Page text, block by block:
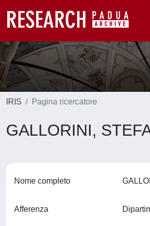
IRIS Pagina ricercatore
GALLORINI,
Nome completo
Afferenza